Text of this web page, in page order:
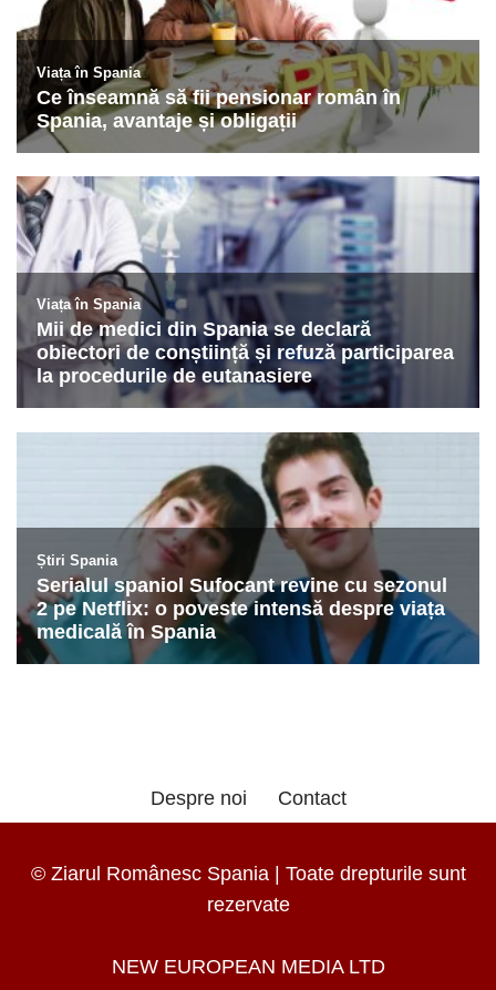
Despre noi Contact
© Ziarul Românesc Spania | Toate drepturile sunt
rezervate
NEW EUROPEAN MEDIA LTD